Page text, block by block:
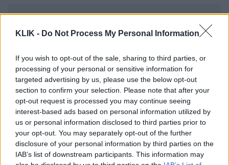
KLIK - Do Not Process My Personal Information
If you wish to opt-out of the sale, sharing to third parties, or
processing of your personal or sensitive information for
targeted advertising by us, please use the below opt-out
section to confirm your selection. Please note that after your
opt-out request is processed you may continue seeing
interest-based ads based on personal information utilized by
us or personal information disclosed to third parties prior to
your opt-out. You may separately opt-out of the further
disclosure of your personal information by third parties on the
IAB’s list of downstream participants. This information may